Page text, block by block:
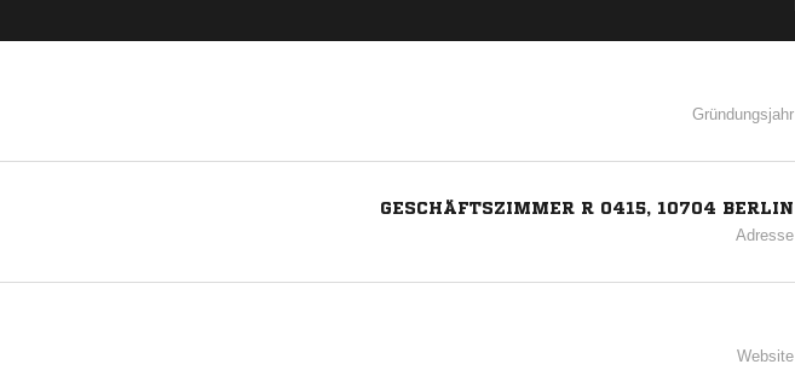
Gründungsjahr
GESCHÄFTSZIMMER R 0415, 10704 BERLIN
Adresse
Website